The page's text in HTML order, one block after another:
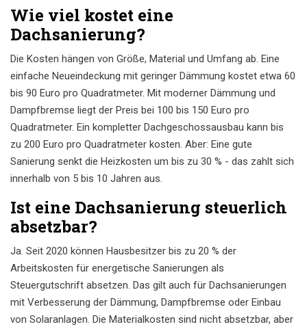
Wie viel kostet eine
Dachsanierung?
Die Kosten hängen von Größe, Material und Umfang ab. Eine
einfache Neueindeckung mit geringer Dämmung kostet etwa 60
bis 90 Euro pro Quadratmeter. Mit moderner Dämmung und
Dampfbremse liegt der Preis bei 100 bis 150 Euro pro
Quadratmeter. Ein kompletter Dachgeschossausbau kann bis
zu 200 Euro pro Quadratmeter kosten. Aber: Eine gute
Sanierung senkt die Heizkosten um bis zu 30 % - das zahlt sich
innerhalb von 5 bis 10 Jahren aus.
Ist eine Dachsanierung steuerlich
absetzbar?
Ja. Seit 2020 können Hausbesitzer bis zu 20 % der
Arbeitskosten für energetische Sanierungen als
Steuergutschrift absetzen. Das gilt auch für Dachsanierungen
mit Verbesserung der Dämmung, Dampfbremse oder Einbau
von Solaranlagen. Die Materialkosten sind nicht absetzbar, aber